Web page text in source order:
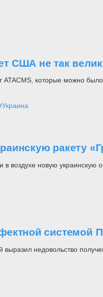
США не так велик
которые можно
ракету
воздухе новую украинскую
системой
недовольство